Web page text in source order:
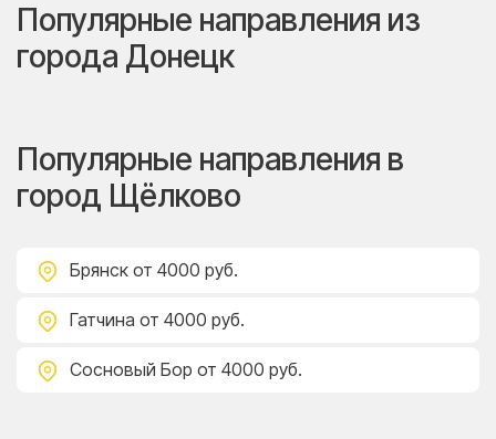
Популярные направления из
города Донецк
Популярные направления в
город Щёлково
Брянск от 4000 руб.
Гатчина от 4000 руб.
Сосновый Бор от 4000 руб.